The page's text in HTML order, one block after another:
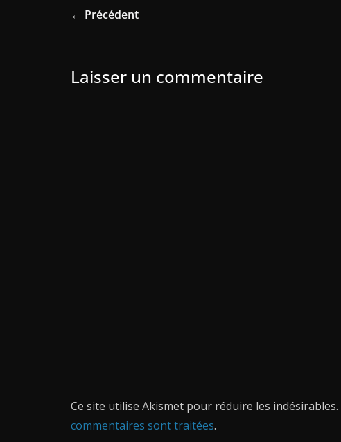
← Précédent
Laisser un commentaire
Ce site utilise Akismet pour réduire les indésirables.
commentaires sont traitées.